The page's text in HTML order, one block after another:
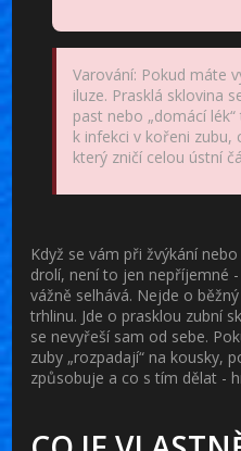
Varování: Pokud máte
iluze. Prasklá sklovina
past nebo „domácí
k infekci v kořeni zubu,
který zničí celou ústní
Když se vám při žvýkání
drolí, není to jen nepříjemné
vážně selhává. Nejde o
trhlinu. Jde o prasklou zubní
se nevyřeší sam od sebe.
zuby „rozpadají“ na kousky,
způsobuje a co s tím dělat -